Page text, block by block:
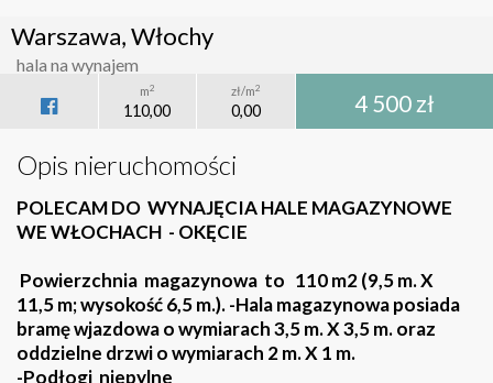
Warszawa, Włochy
hala na wynajem
m2
110,00
zł/m2
0,00 4 500 zł
Opis nieruchomości
POLECAM DO WYNAJĘCIA HALE MAGAZYNOWE
WE WŁOCHACH - OKĘCIE
Powierzchnia magazynowa to 110 m2 (9,5 m. X
11,5 m; wysokość 6,5 m.). -Hala magazynowa posiada
bramę wjazdowa o wymiarach 3,5 m. X 3,5 m. oraz
oddzielne drzwi o wymiarach 2 m. X 1 m.
-Podłogi niepylne